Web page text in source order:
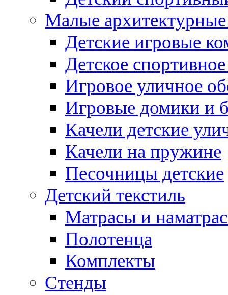
Малые
Детские игровые
Детское
Игровое уличное
Игровые домики и
Качели детские
Качели на пружине
Песочницы детские
Детский текстиль
Матрасы и
Полотенца
Комплекты
Стенды